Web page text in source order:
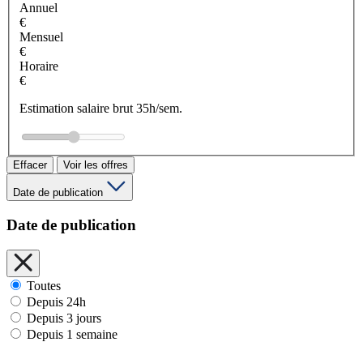
Annuel
€
Mensuel
€
Horaire
€
Estimation salaire brut 35h/sem.
Effacer Voir les offres
Date de publication
Date de publication
Toutes
Depuis 24h
Depuis 3 jours
Depuis 1 semaine